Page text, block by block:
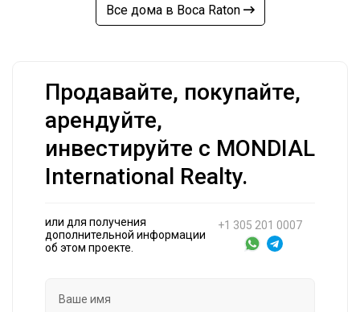
Все дома в Boca Raton
Продавайте, покупайте,
арендуйте,
инвестируйте с MONDIAL
International Realty.
или для получения
дополнительной информации
об этом проекте.
+1 305 201 0007